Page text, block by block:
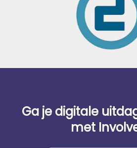
Ga je digitale
met